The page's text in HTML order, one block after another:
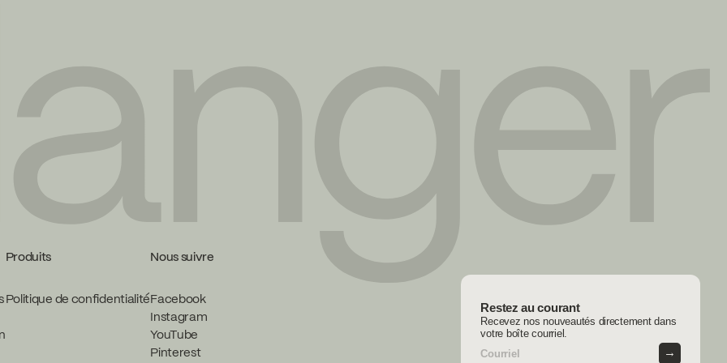
Produits
Politique de confidentialité
Nous suivre
Facebook
Instagram
YouTube
Pinterest
Restez au courant
Recevez nos nouveautés directement dans
votre boîte courriel.
→